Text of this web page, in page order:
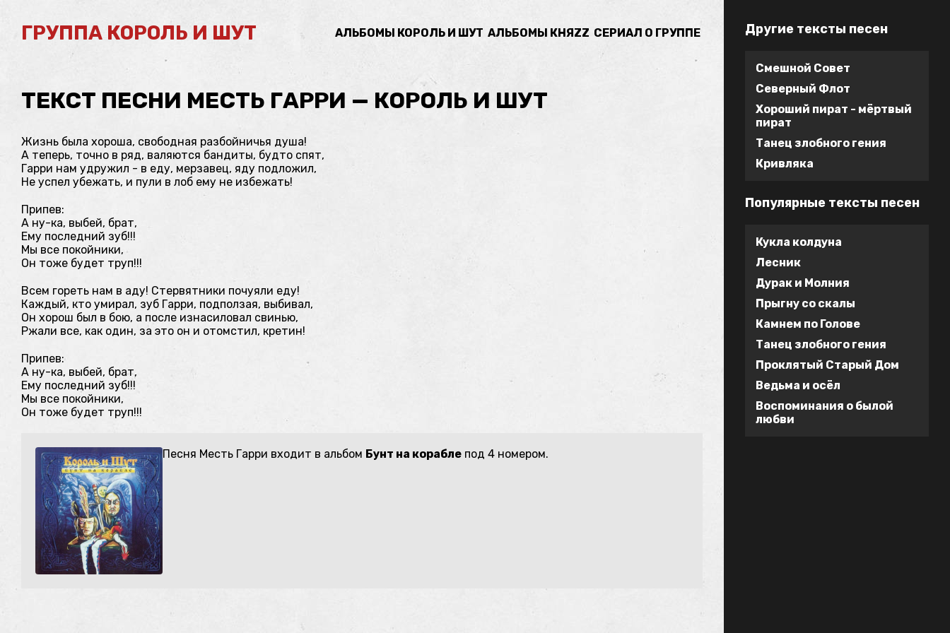
ГРУППА КОРОЛЬ И ШУТ АЛЬБОМЫ КОРОЛЬ И ШУТ АЛЬБОМЫ КНЯZZ СЕРИАЛ О ГРУППЕ
ТЕКСТ ПЕСНИ МЕСТЬ ГАРРИ — КОРОЛЬ И ШУТ
Жизнь была хороша, свободная разбойничья душа!
А теперь, точно в ряд, валяются бандиты, будто спят,
Гарри нам удружил - в еду, мерзавец, яду подложил,
Не успел убежать, и пули в лоб ему не избежать!
Припев:
А ну-ка, выбей, брат,
Ему последний зуб!!!
Мы все покойники,
Он тоже будет труп!!!
Всем гореть нам в аду! Стервятники почуяли еду!
Каждый, кто умирал, зуб Гарри, подползая, выбивал,
Он хорош был в бою, а после изнасиловал свинью,
Ржали все, как один, за это он и отомстил, кретин!
Припев:
А ну-ка, выбей, брат,
Ему последний зуб!!!
Мы все покойники,
Он тоже будет труп!!!
Песня Месть Гарри входит в альбом Бунт на корабле под 4 номером.
Другие тексты песен
Смешной Совет
Северный Флот
Хороший пират - мёртвый
пират
Танец злобного гения
Кривляка
Популярные тексты песен
Кукла колдуна
Лесник
Дурак и Молния
Прыгну со скалы
Камнем по Голове
Танец злобного гения
Проклятый Старый Дом
Ведьма и осёл
Воспоминания о былой
любви